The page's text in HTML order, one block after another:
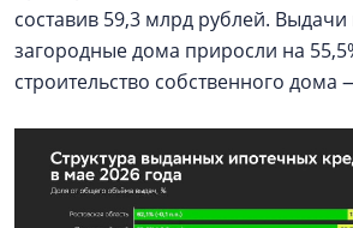
составив 59,3 млрд рублей. Выдачи
загородные дома приросли на
строительство собственного дома